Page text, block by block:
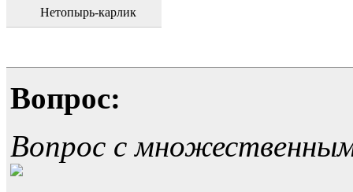
Нетопырь-карлик
Вопрос:
Вопрос с